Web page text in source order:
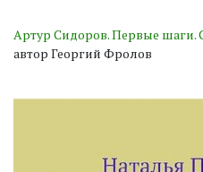
Артур Сидоров. Первые шаги.
автор Георгий Фролов